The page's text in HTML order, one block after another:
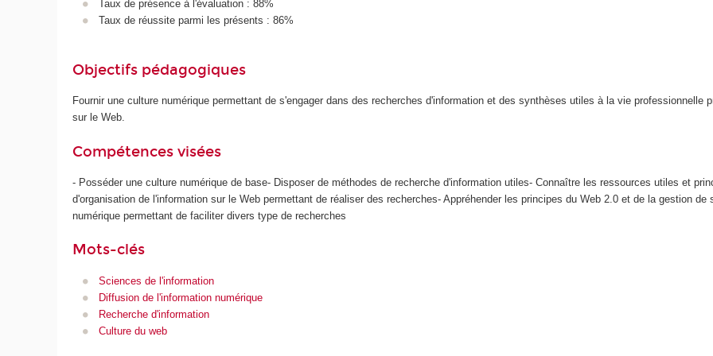
Taux de présence à l'évaluation : 88%
Taux de réussite parmi les présents : 86%
Objectifs pédagogiques
Fournir une culture numérique permettant de s'engager dans des recherches d'information et des synthèses utiles à la vie professionnelle
sur le Web.
Compétences visées
- Posséder une culture numérique de base- Disposer de méthodes de recherche d'information utiles- Connaître les ressources utiles et
d'organisation de l'information sur le Web permettant de réaliser des recherches- Appréhender les principes du Web 2.0 et de la gestion de
numérique permettant de faciliter divers type de recherches
Mots-clés
Sciences de l'information
Diffusion de l'information numérique
Recherche d'information
Culture du web